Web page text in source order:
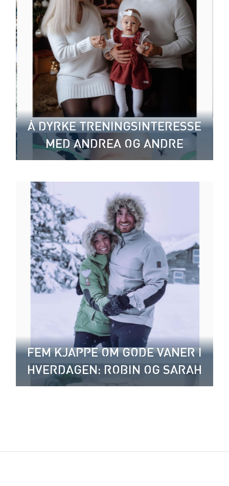
Å DYRKE TRENINGSINTERESSE
MED ANDREA OG ANDRE
FEM KJAPPE OM GODE VANER I
HVERDAGEN: ROBIN OG SARAH